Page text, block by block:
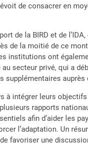
de consacrer en
de la BIRD et de
de la moitié de ce
institutions ont
au secteur privé, qui a
auprès
à intégrer leurs
rapports
afin d’aider les
l’adaptation. Un
favoriser une